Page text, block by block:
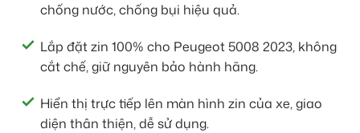
chống nước, chống bụi hiệu quả.
Lắp đặt zin 100% cho Peugeot 5008 2023, không
cắt chế, giữ nguyên bảo hành hãng.
Hiển thị trực tiếp lên màn hình zin của xe, giao
diện thân thiện, dễ sử dụng.